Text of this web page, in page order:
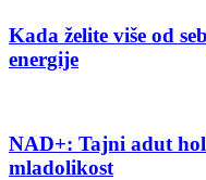
Kada želite više od
energije
NAD+: Tajni adut
mladolikost